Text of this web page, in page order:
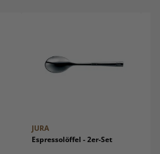
JURA
Espressolöffel - 2er-Set